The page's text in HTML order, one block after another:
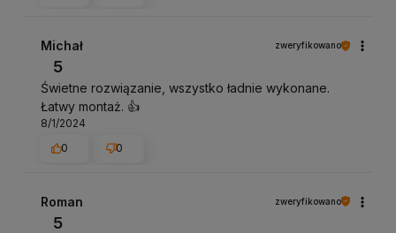
Michał zweryfikowano
5
Świetne rozwiązanie, wszystko ładnie wykonane.
Łatwy montaż. 👍️
8/1/2024
0
0
Roman zweryfikowano
5